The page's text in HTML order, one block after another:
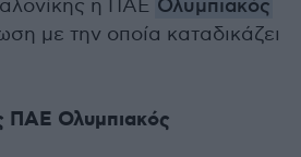
η ΠΑΕ Ολυμπιακός
με την οποία καταδικάζει
ΠΑΕ Ολυμπιακός